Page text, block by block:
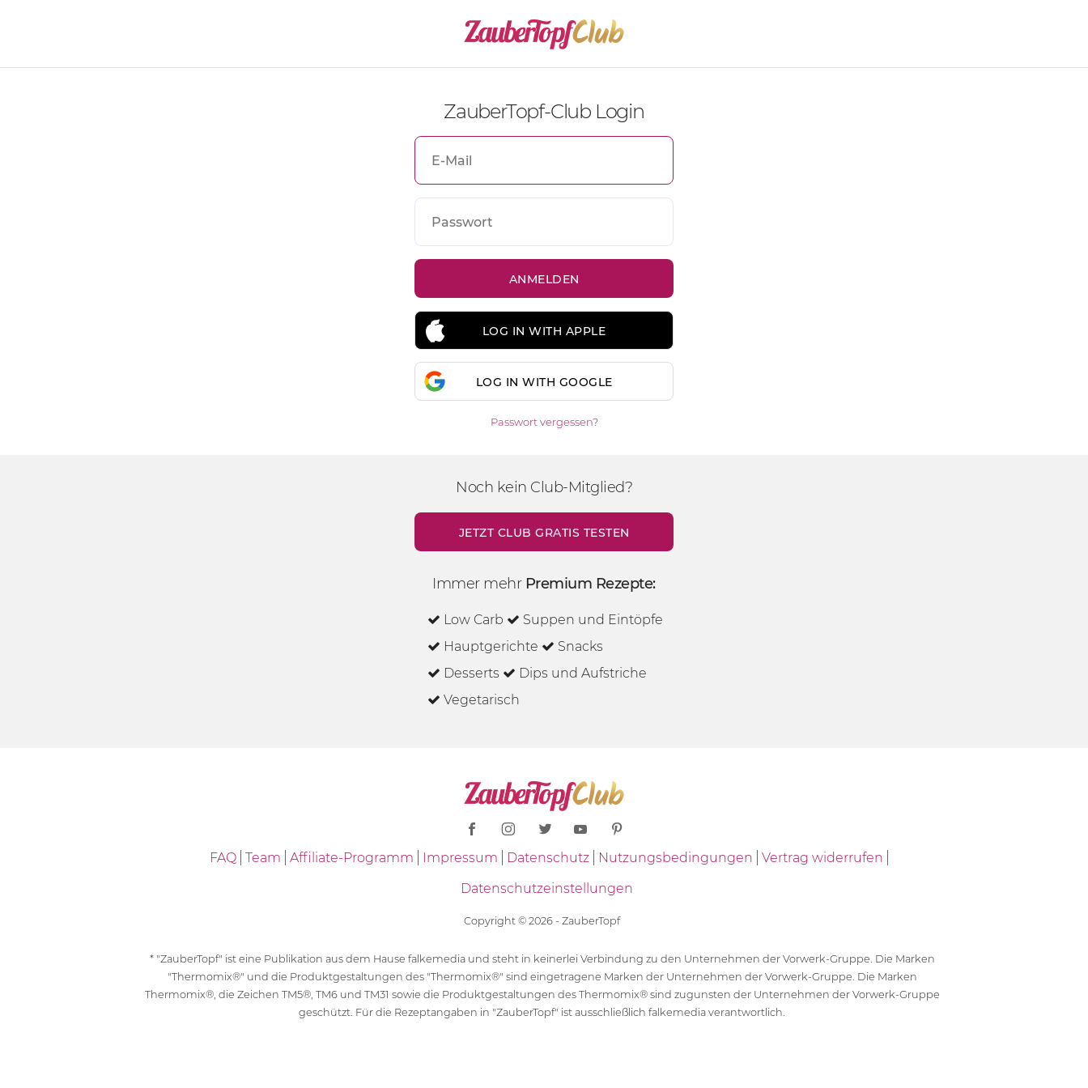
ZauberTopf-Club Login
LOG IN WITH APPLE
LOG IN WITH GOOGLE
Passwort vergessen?
Noch kein Club-Mitglied?
JETZT CLUB GRATIS TESTEN
Immer mehr Premium Rezepte:
Low Carb
Suppen und Eintöpfe
Hauptgerichte
Snacks
Desserts
Dips und Aufstriche
Vegetarisch
FAQ Team Affiliate-Programm Impressum Datenschutz Nutzungsbedingungen
Vertrag widerrufen
Datenschutzeinstellungen
Copyright © 2026 - ZauberTopf
* "ZauberTopf" ist eine Publikation aus dem Hause falkemedia und steht in keinerlei Verbindung zu den Unternehmen der Vorwerk-Gruppe. Die Marken
"Thermomix®" und die Produktgestaltungen des "Thermomix®" sind eingetragene Marken der Unternehmen der Vorwerk-Gruppe. Die Marken
Thermomix®, die Zeichen TM5®, TM6 und TM31 sowie die Produktgestaltungen des Thermomix® sind zugunsten der Unternehmen der Vorwerk-Gruppe
geschützt. Für die Rezeptangaben in "ZauberTopf" ist ausschließlich falkemedia verantwortlich.